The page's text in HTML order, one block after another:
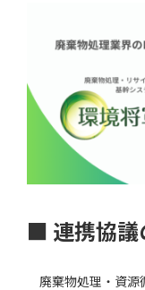
■ 連携協
廃棄物処理・資源